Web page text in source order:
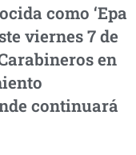
como ‘Epa
viernes 7 de
en
continuará